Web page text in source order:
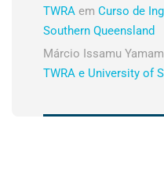
TWRA em Curso de
Southern Queensland
Márcio Issamu
TWRA e University of